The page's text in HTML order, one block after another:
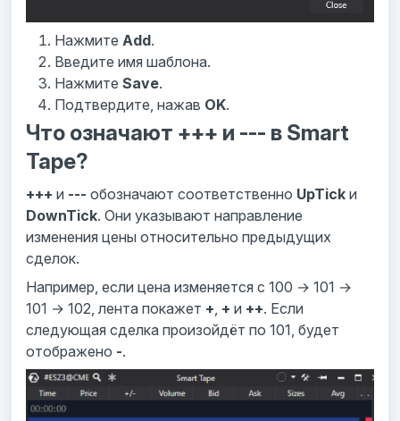
Нажмите Add.
Введите имя шаблона.
Нажмите Save.
Подтвердите, нажав OK.
Что означают +++ и --- в Smart
Tape?
+++ и --- обозначают соответственно UpTick и
DownTick. Они указывают направление
изменения цены относительно предыдущих
сделок.
Например, если цена изменяется с 100 → 101 →
101 → 102, лента покажет +, + и ++. Если
следующая сделка произойдёт по 101, будет
отображено -.